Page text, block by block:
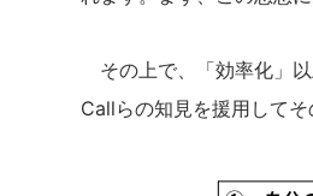
その上で、「効率化」以
Callらの知見を援用して